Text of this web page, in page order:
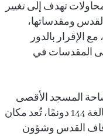
تهدف إلى تغيير
ومقدساتها،
الإقرار بالدور
المقدسات في
المسجد الأقصى
المبارك/ الحرم القدسي الشريف، البالغة 144 دونمًا، تُعد مكان
القدس وشؤون